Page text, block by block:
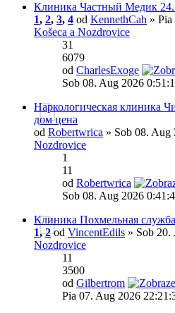
Клиника Частный Медик
1, 2, 3, 4 od KennethCah »
Košeca a Nozdrovice
31
6079
od CharlesExoge
Sob 08. Aug 2026
Наркологическая клиника
дом цена
od Robertwrica » Sob 08. Aug
Nozdrovice
1
11
od Robertwrica
Sob 08. Aug 2026
Клиника Похмельная
1,2od VincentEdils » Sob 20.
Nozdrovice
11
3500
od Gilbertrom
Pia 07. Aug 2026